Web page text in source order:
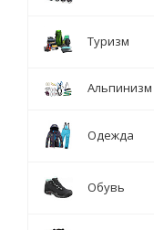
Туризм
Альпинизм
Одежда
Обувь